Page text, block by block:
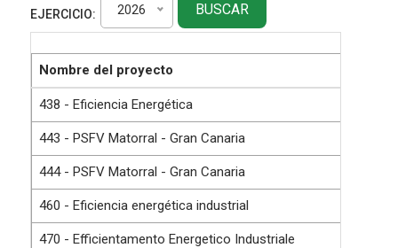
EJERCICIO: 2026 BUSCAR
Nombre del proyecto
438 - Eficiencia Energética
443 - PSFV Matorral - Gran Canaria
444 - PSFV Matorral - Gran Canaria
460 - Eficiencia energética industrial
470 - Efficientamento Energetico Industriale